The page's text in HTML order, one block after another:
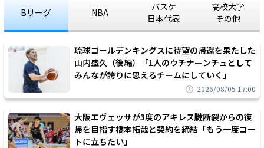
Bリーグ NBA
バスケ
日本代表
高校大学
その他
琉球ゴールデンキングスに待望の帰還を果たした
山内盛久（後編）「1人のウチナーンチュとして
みんなが誇りに思えるチームにしていく」
2026/08/05 17:00
大阪エヴェッサが3度のアキレス腱断裂からの復
帰を目指す橋本拓哉と契約を締結「もう一度コー
トに立ちたい」